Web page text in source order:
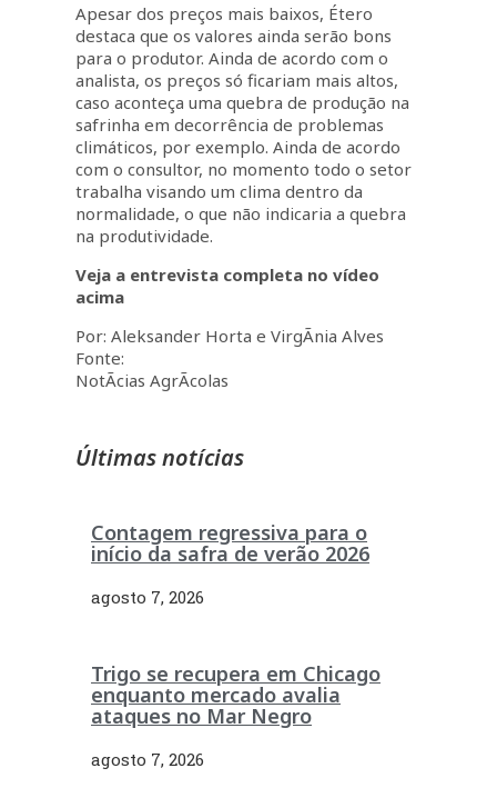
Apesar dos preços mais baixos, Étero
destaca que os valores ainda serão bons
para o produtor. Ainda de acordo com o
analista, os preços só ficariam mais altos,
caso aconteça uma quebra de produção na
safrinha em decorrência de problemas
climáticos, por exemplo. Ainda de acordo
com o consultor, no momento todo o setor
trabalha visando um clima dentro da
normalidade, o que não indicaria a quebra
na produtividade.
Veja a entrevista completa no vídeo
acima
Por: Aleksander Horta e VirgÃ­nia Alves
Fonte:
NotÃ­cias AgrÃ­colas
Últimas notícias
Contagem regressiva para o
início da safra de verão 2026
agosto 7, 2026
Trigo se recupera em Chicago
enquanto mercado avalia
ataques no Mar Negro
agosto 7, 2026